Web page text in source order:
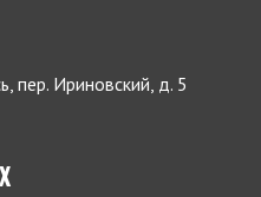
пер. Ириновский, д. 5